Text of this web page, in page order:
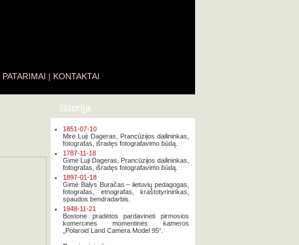
PATARIMAI | KONTAKTAI
Istorija
1851-07-10
Mirė Luji Dageras, Prancūzijos dailininkas,
fotografas, išradęs fotografavimo būdą.
1787-11-18
Gimė Luji Dageras, Prancūzijos dailininkas,
fotografas, išradęs fotografavimo būdą.
1897-01-18
Gimė Balys Buračas – lietuvių pedagogas,
fotografas, etnografas, kraštotyrininkas,
spaudos bendradarbis.
1948-11-21
Bostone pradėtos pardavinėti pirmosios
komercinės momentinės kameros
„Polaroid Land Camera Model 95“.